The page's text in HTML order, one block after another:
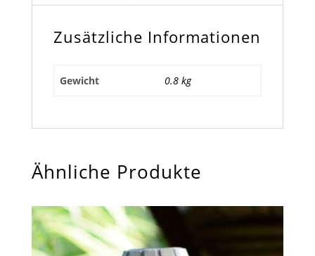
Zusätzliche Informationen
Gewicht 0.8 kg
Ähnliche Produkte